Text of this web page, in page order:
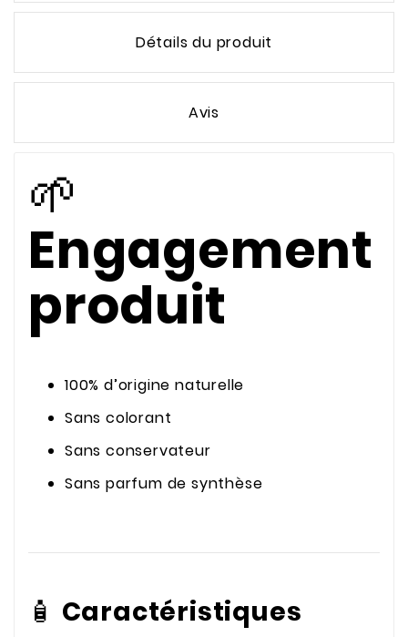
Détails du produit
Avis
🌱
Engagement
produit
100% d’origine naturelle
Sans colorant
Sans conservateur
Sans parfum de synthèse
🧴 Caractéristiques